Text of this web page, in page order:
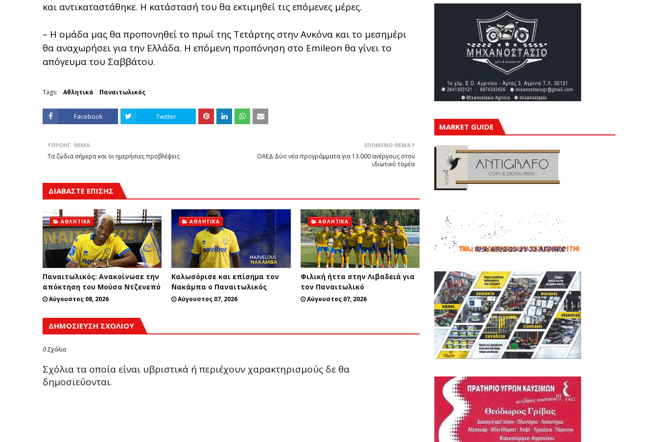
και αντικαταστάθηκε. Η κατάστασή του θα εκτιμηθεί τις επόμενες μέρες.
– Η ομάδα μας θα προπονηθεί το πρωί της Τετάρτης στην Ανκόνα και το μεσημέρι
θα αναχωρήσει για την Ελλάδα. Η επόμενη προπόνηση στο Emileon θα γίνει το
απόγευμα του Σαββάτου.
Tags: Αθλητικά Παναιτωλικός
Facebook Twitter
ΕΠΌΜΕΝΟ ΘΈΜΑ
ΟΑΕΔ:Δύο νέα προγράμματα για 13.000 ανέργους στον
ιδιωτικό τομέα
ΠΡΟΗΓ. ΘΈΜΑ
Τα ζώδια σήμερα και οι ημερήσιες προβλέψεις
ΔΙΑΒΑΣΤΕ ΕΠΙΣΗΣ
ΑΘΛΗΤΙΚΆ
Παναιτωλικός: Ανακοίνωσε την
απόκτηση του Μούσα Ντζενεπό
Αύγουστος 08, 2026
ΑΘΛΗΤΙΚΆ
Καλωσόρισε και επίσημα τον
΄Νακάμπα ο Παναιτωλικός
Αύγουστος 07, 2026
ΑΘΛΗΤΙΚΆ
Φιλική ήττα στην Λιβαδειά για
τον Παναιτωλικό
Αύγουστος 07, 2026
ΔΗΜΟΣΊΕΥΣΗ ΣΧΟΛΊΟΥ
0 Σχόλια
Σχόλια τα οποία είναι υβριστικά ή περιέχουν χαρακτηρισμούς δε θα
δημοσιεύονται.
MARKET GUIDE